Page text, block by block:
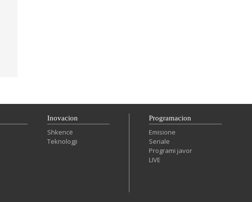
Inovacion
Shkencë
Teknologji
Programacion
Emisione
Seriale
Programi javor
LIVE